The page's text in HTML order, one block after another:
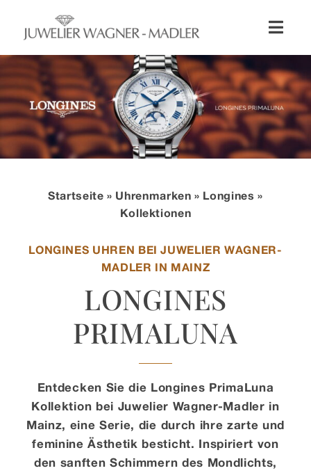
springen
Uhren
Schmuck
Wellendorff
Hochzeit
Service & Leistungen
Startseite » Uhrenmarken » Longines »
Kollektionen
LONGINES UHREN BEI JUWELIER WAGNER-
MADLER IN MAINZ
LONGINES
PRIMALUNA
Entdecken Sie die Longines PrimaLuna
Kollektion bei Juwelier Wagner-Madler in
Mainz, eine Serie, die durch ihre zarte und
feminine Ästhetik besticht. Inspiriert von
den sanften Schimmern des Mondlichts,